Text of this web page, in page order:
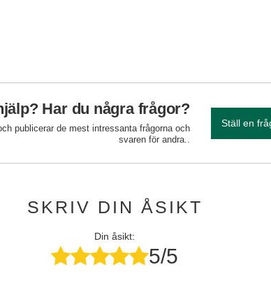
Har du några frågor?
publicerar de mest intressanta frågorna och
svaren för andra..
Ställ en
SKRIV DIN ÅSIKT
Din åsikt:
5/5